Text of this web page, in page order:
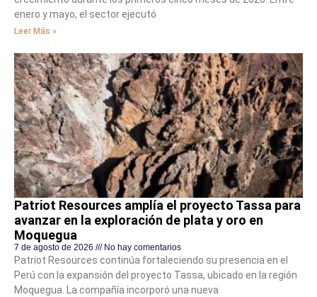
enero y mayo, el sector ejecutó
Leer Más »
Patriot Resources amplía el proyecto Tassa para
avanzar en la exploración de plata y oro en
Moquegua
7 de agosto de 2026 No hay comentarios
Patriot Resources continúa fortaleciendo su presencia en el
Perú con la expansión del proyecto Tassa, ubicado en la región
Moquegua. La compañía incorporó una nueva